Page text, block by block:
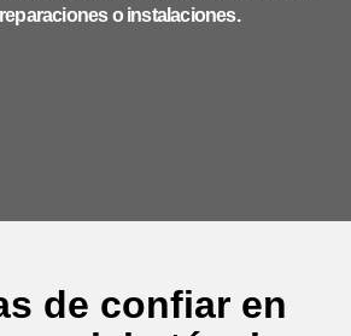
o instalaciones.
de confiar en